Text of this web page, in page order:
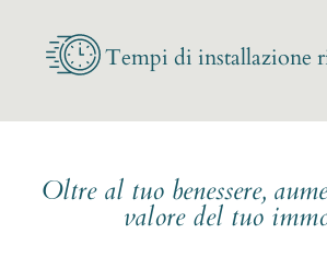
Tempi di installazione
Oltre al tuo benessere,
valore del tuo